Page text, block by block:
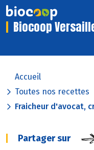
Biocoop
Accueil
Toutes nos recettes
Fraicheur d'avocat,
Partager sur